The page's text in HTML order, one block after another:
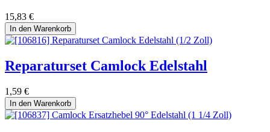
15,83 €
In den Warenkorb
Reparaturset Camlock Edelstahl
1,59 €
In den Warenkorb